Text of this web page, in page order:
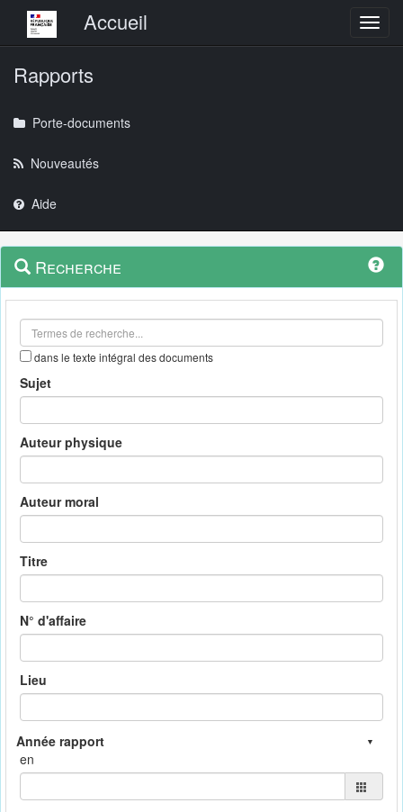
Menu principalAccueil
Rapports
Porte-documents
Nouveautés
Aide
Navigation
outils
Menu
contextuel
Recherche
dans le texte intégral des documents
Sujet
Auteur physique
Auteur moral
Titre
N° d'affaire
Lieu
en